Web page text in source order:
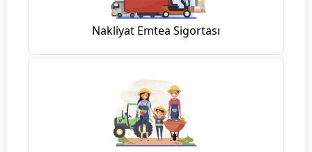
Nakliyat Emtea Sigortası